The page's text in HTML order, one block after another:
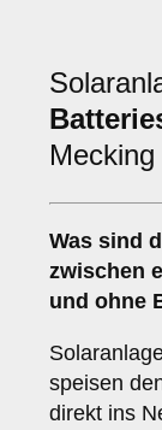
Mecking
Was sind
zwischen
und ohne
speisen
direkt ins